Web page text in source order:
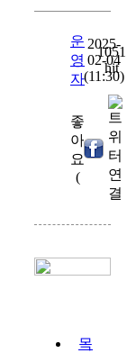
운
영
자
2025-
02-04
(11:30)
1051
hit
좋
아
요
(
0 )
목